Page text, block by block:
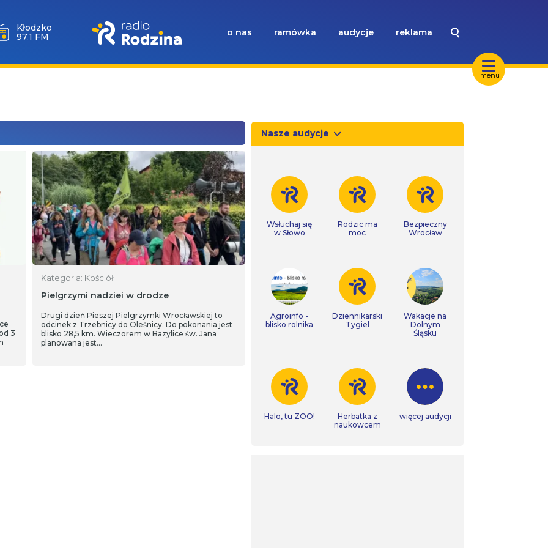
menu
Wołów
99.6 FM
o nas ramówka audycje reklama
3
Kategoria: Kościół
Pielgrzymi nadziei w drodze
Drugi dzień Pieszej Pielgrzymki Wrocławskiej to
odcinek z Trzebnicy do Oleśnicy. Do pokonania jest
blisko 28,5 km. Wieczorem w Bazylice św. Jana
planowana jest…
Nasze audycje
Wsłuchaj się
w Słowo
Rodzic ma
moc
Bezpieczny
Wrocław
Agroinfo -
blisko rolnika
Dziennikarski
Tygiel
Wakacje na
Dolnym
Śląsku
Halo, tu ZOO!
Herbatka z
naukowcem
więcej audycji